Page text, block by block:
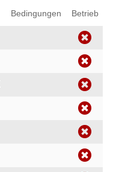
Bedingungen Betrieb